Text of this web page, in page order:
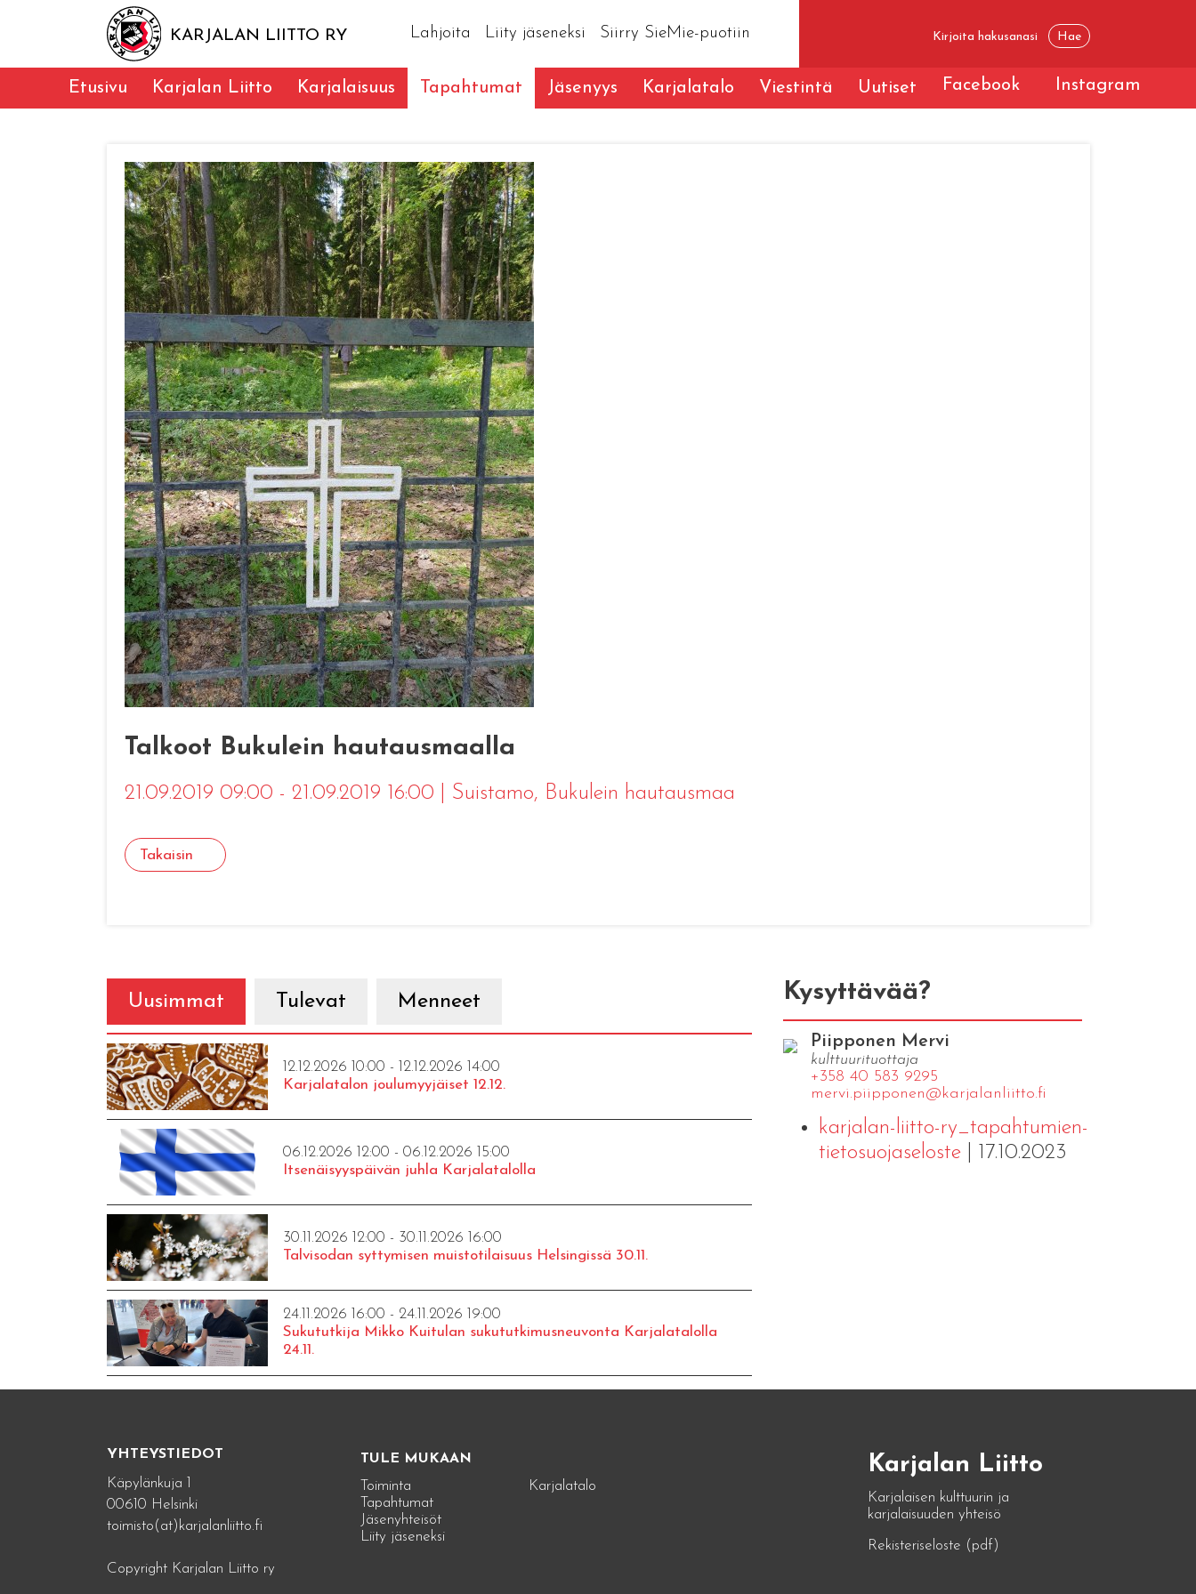
KARJALAN LIITTO RY Lahjoita Liity jäseneksi Siirry SieMie-puotiin
Etusivu Karjalan Liitto Karjalaisuus Tapahtumat Jäsenyys Karjalatalo Viestintä Uutiset Facebook Instagram
Talkoot Bukulein hautausmaalla
21.09.2019 09:00 - 21.09.2019 16:00 Suistamo, Bukulein hautausmaa
Takaisin
Uusimmat Tulevat Menneet
12.12.2026 10:00 - 12.12.2026 14:00
Karjalatalon joulumyyjäiset 12.12.
06.12.2026 12:00 - 06.12.2026 15:00
Itsenäisyyspäivän juhla Karjalatalolla
30.11.2026 12:00 - 30.11.2026 16:00
Talvisodan syttymisen muistotilaisuus Helsingissä 30.11.
24.11.2026 16:00 - 24.11.2026 19:00
Sukututkija Mikko Kuitulan sukututkimusneuvonta Karjalatalolla
24.11.
Kysyttävää?
Piipponen Mervi
kulttuurituottaja
+358 40 583 9295
mervi.​piipponen@​kar​jala​nlii​tto.​fi
karjalan-liitto-ry_tapahtumien-
tietosuojaseloste| 17.10.2023
YHTEYSTIEDOT
Käpylänkuja 1
00610 Helsinki
toimisto(at)karjalanliitto.fi
Copyright Karjalan Liitto ry
TULE MUKAAN
Toiminta
Tapahtumat
Jäsenyhteisöt
Liity jäseneksi
Karjalatalo
Karjalan Liitto
Karjalaisen kulttuurin ja
karjalaisuuden yhteisö
Rekisteriseloste (pdf)